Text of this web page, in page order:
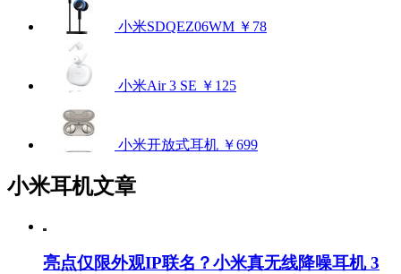
小米SDQEZ06WM ￥78
小米Air 3 SE ￥125
小米开放式耳机 ￥699
小米耳机文章
亮点仅限外观IP联名？小米真无线降噪耳机 3